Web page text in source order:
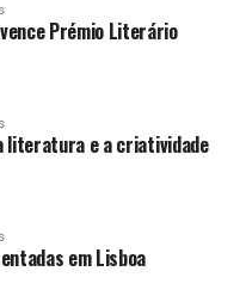
Prémio Literário
literatura e a criatividade
em Lisboa